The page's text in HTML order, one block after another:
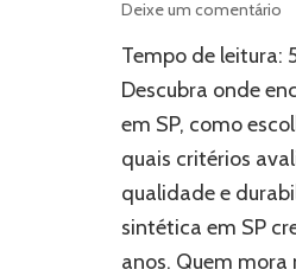
Deixe um comentário
Tempo de leitura:
Descubra onde
em SP, como
quais critérios
qualidade e
sintética em SP
anos. Quem